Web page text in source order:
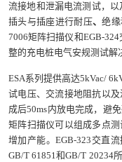
流接地和泄漏电流测试，
插头与插座进行耐压、绝
7006矩阵扫描仪和EGB-
整的充电桩电气安规测试解
ESA系列提供高达5kVac/
试电压、交流接地阻抗以
成后50ms内放电完成，避
矩阵扫描仪可以组成多点
增加产能。EGB-323交直
GB/T 61851和GB/T 20234